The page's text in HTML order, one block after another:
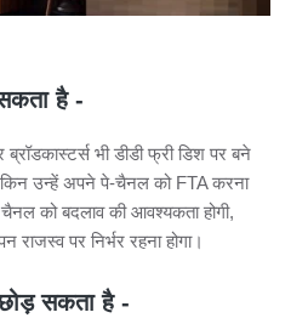
है -
भी डीडी फ्री डिश पर बने
उन्हें अपने पे-चैनल को FTA करना
चैनल को बदलाव की आवश्यकता होगी,
राजस्व पर निर्भर रहना होगा।
सकता है -